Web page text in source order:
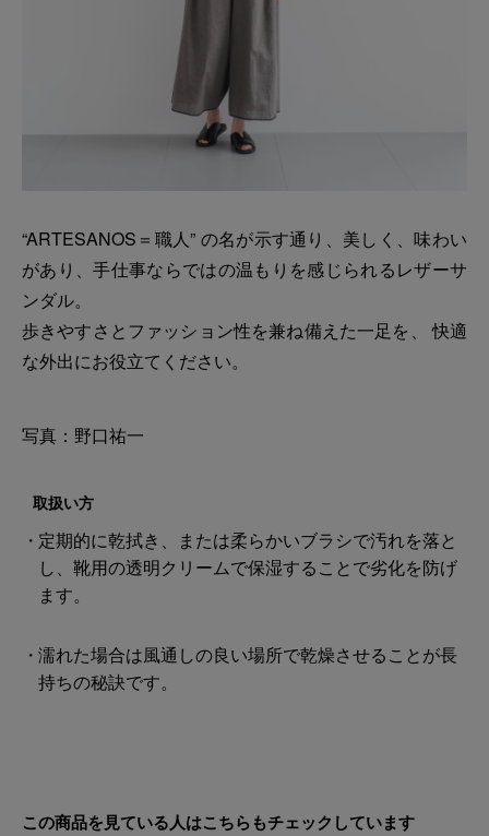
“ARTESANOS＝職人” の名が示す通り、美しく、味わい
があり、手仕事ならではの温もりを感じられるレザーサ
ンダル。
歩きやすさとファッション性を兼ね備えた一足を、 快適
な外出にお役立てください。
写真：野口祐一
取扱い方
定期的に乾拭き、または柔らかいブラシで汚れを落と
し、靴用の透明クリームで保湿することで劣化を防げ
ます。
濡れた場合は風通しの良い場所で乾燥させることが長
持ちの秘訣です。
この商品を見ている人はこちらもチェックしています